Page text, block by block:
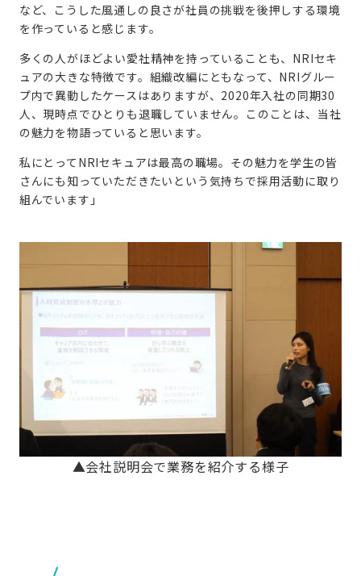
など、こうした風通しの良さが社員の挑戦を後押しする環境
を作っていると感じます。
多くの人がほどよい愛社精神を持っていることも、NRIセキ
ュアの大きな特徴です。組織改編にともなって、NRIグルー
プ内で異動したケースはありますが、2020年入社の同期30
人、現時点でひとりも退職していません。このことは、当社
の魅力を物語っていると思います。
私にとってNRIセキュアは最高の職場。その魅力を学生の皆
さんにも知っていただきたいという気持ちで採用活動に取り
組んでいます」
▲会社説明会で業務を紹介する様子